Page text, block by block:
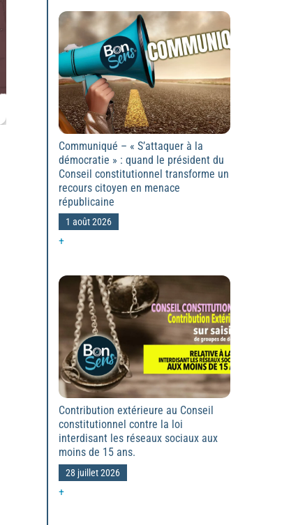
Communiqué – « S’attaquer à la
démocratie » : quand le président du
Conseil constitutionnel transforme un
recours citoyen en menace
républicaine
1 août 2026
+
Contribution extérieure au Conseil
constitutionnel contre la loi
interdisant les réseaux sociaux aux
moins de 15 ans.
28 juillet 2026
+